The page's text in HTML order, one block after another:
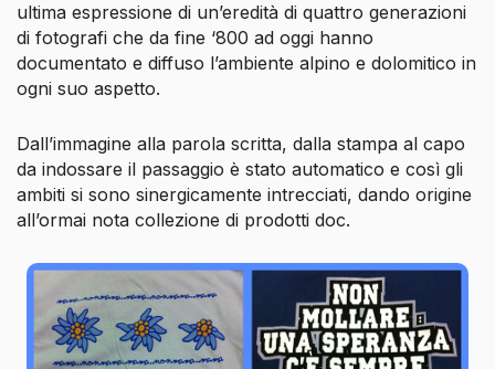
ultima espressione di un’eredità di quattro generazioni
di fotografi che da fine ‘800 ad oggi hanno
documentato e diffuso l’ambiente alpino e dolomitico in
ogni suo aspetto.
Dall’immagine alla parola scritta, dalla stampa al capo
da indossare il passaggio è stato automatico e così gli
ambiti si sono sinergicamente intrecciati, dando origine
all’ormai nota collezione di prodotti doc.